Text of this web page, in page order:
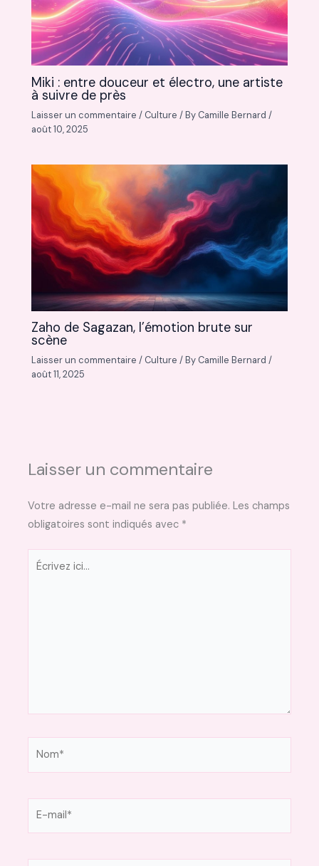
Miki : entre douceur et électro, une artiste
à suivre de près
Laisser un commentaire / Culture / By Camille Bernard/
août 10, 2025
Zaho de Sagazan, l’émotion brute sur
scène
Laisser un commentaire / Culture / By Camille Bernard/
août 11, 2025
Laisser un commentaire
Votre adresse e-mail ne sera pas publiée. Les champs
obligatoires sont indiqués avec *
Écrivez